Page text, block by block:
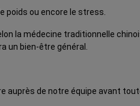
poids ou encore le stress.
la médecine traditionnelle
un bien-être général.
de notre équipe avant